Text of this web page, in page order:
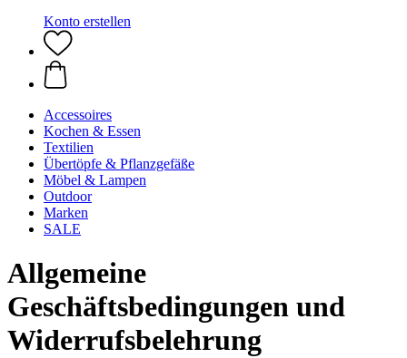
Konto erstellen
Accessoires
Kochen & Essen
Textilien
Übertöpfe & Pflanzgefäße
Möbel & Lampen
Outdoor
Marken
SALE
Allgemeine
Geschäftsbedingungen und
Widerrufsbelehrung